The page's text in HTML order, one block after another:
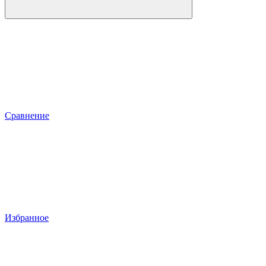
Сравнение
Избранное